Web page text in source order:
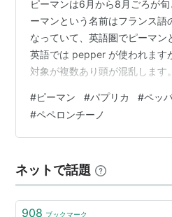
ピーマンは6月から8月ごろが
ーマンという名前はフランス
なっていて、英語圏でピーマン
英語では pepper が使われます
対象が複数あり頭が混乱しま
れ、イギリス英語では green
ピーマンに似たカラフルな野菜
これも英語では pepper です。
#ピーマン #パプリカ #ペッ
#ペペロンチーノ
ネットで話題
908 ブックマーク